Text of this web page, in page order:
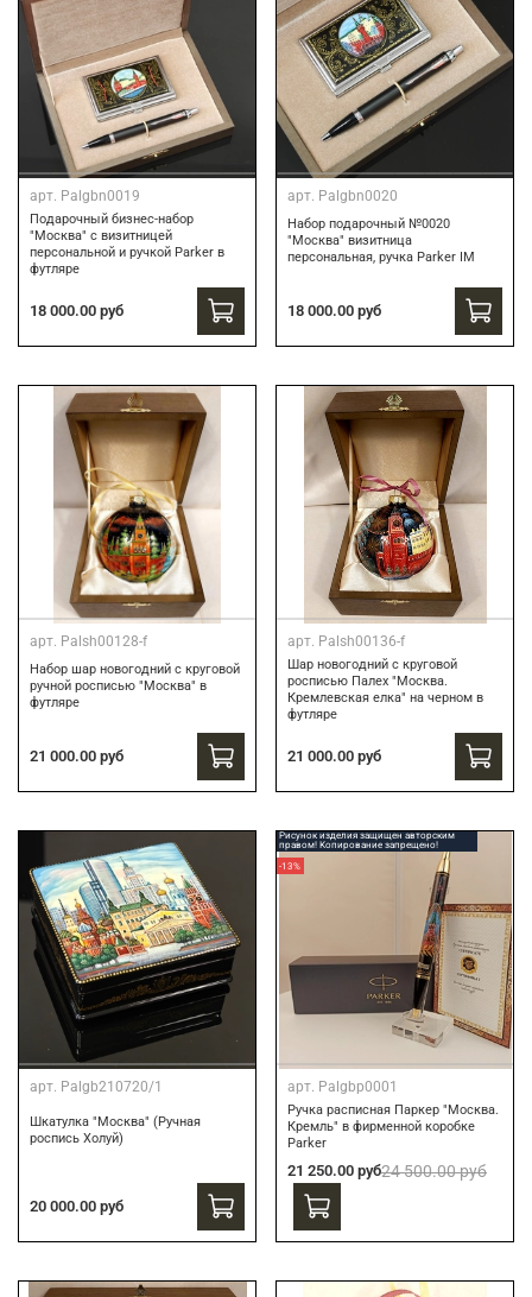
арт. Palgbn0019
Подарочный бизнес-набор
"Москва" с визитницей
персональной и ручкой Parker в
футляре
18 000.00 руб
арт. Palgbn0020
Набор подарочный №0020
"Москва" визитница
персональная, ручка Parker IM
18 000.00 руб
арт. Palsh00128-f
Набор шар новогодний с круговой
ручной росписью "Москва" в
футляре
21 000.00 руб
арт. Palsh00136-f
Шар новогодний с круговой
росписью Палех "Москва.
Кремлевская елка" на черном в
футляре
21 000.00 руб
арт. Palgb210720/1
Шкатулка "Москва" (Ручная
роспись Холуй)
20 000.00 руб
Рисунок изделия защищен авторским
правом! Копирование запрещено!
-13%
арт. Palgbp0001
Ручка расписная Паркер "Москва.
Кремль" в фирменной коробке
Parker
21 250.00 руб24 500.00 руб